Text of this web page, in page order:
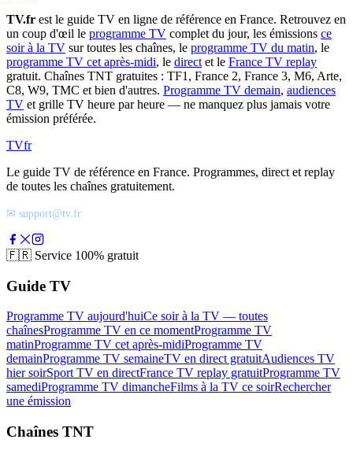
TV.fr est le guide TV en ligne de référence en France. Retrouvez en
un coup d'œil le programme TV complet du jour, les émissions ce
soir à la TV sur toutes les chaînes, le programme TV du matin, le
programme TV cet après-midi, le direct et le France TV replay
gratuit. Chaînes TNT gratuites : TF1, France 2, France 3, M6, Arte,
C8, W9, TMC et bien d'autres. Programme TV demain, audiences
TV et grille TV heure par heure — ne manquez plus jamais votre
émission préférée.
TVfr
Le guide TV de référence en France. Programmes, direct et replay
de toutes les chaînes gratuitement.
✉ support@tv.fr
🇫🇷 Service 100% gratuit
Guide TV
Programme TV aujourd'huiCe soir à la TV — toutes
chaînesProgramme TV en ce momentProgramme TV
matinProgramme TV cet après-midiProgramme TV
demainProgramme TV semaineTV en direct gratuitAudiences TV
hier soirSport TV en directFrance TV replay gratuitProgramme TV
samediProgramme TV dimancheFilms à la TV ce soirRechercher
une émission
Chaînes TNT